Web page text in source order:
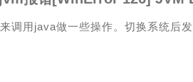
调用java做一些操作。切换系统后发